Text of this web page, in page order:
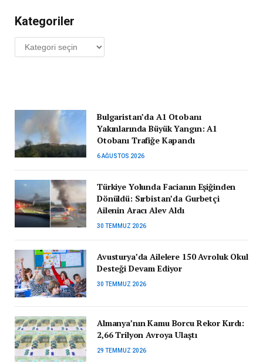
Kategoriler
Kategoriler
Bulgaristan’da A1 Otobanı
Yakınlarında Büyük Yangın: A1
Otobanı Trafiğe Kapandı
6 AĞUSTOS 2026
Türkiye Yolunda Facianın Eşiğinden
Dönüldü: Sırbistan’da Gurbetçi
Ailenin Aracı Alev Aldı
30 TEMMUZ 2026
Avusturya’da Ailelere 150 Avroluk Okul
Desteği Devam Ediyor
30 TEMMUZ 2026
Almanya’nın Kamu Borcu Rekor Kırdı:
2,66 Trilyon Avroya Ulaştı
29 TEMMUZ 2026